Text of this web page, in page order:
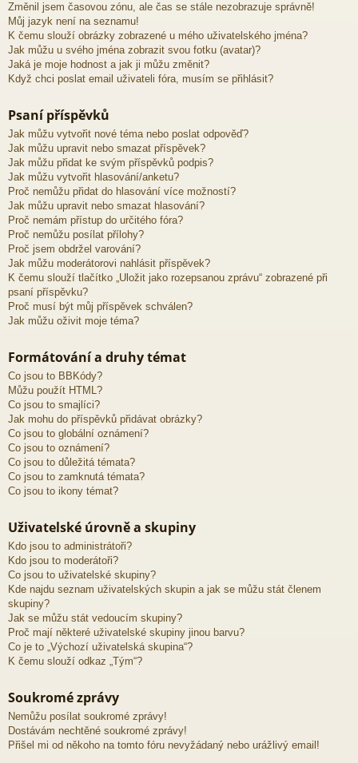
Změnil jsem časovou zónu, ale čas se stále nezobrazuje správně!
Můj jazyk není na seznamu!
K čemu slouží obrázky zobrazené u mého uživatelského jména?
Jak můžu u svého jména zobrazit svou fotku (avatar)?
Jaká je moje hodnost a jak ji můžu změnit?
Když chci poslat email uživateli fóra, musím se přihlásit?
Psaní příspěvků
Jak můžu vytvořit nové téma nebo poslat odpověď?
Jak můžu upravit nebo smazat příspěvek?
Jak můžu přidat ke svým příspěvků podpis?
Jak můžu vytvořit hlasování/anketu?
Proč nemůžu přidat do hlasování více možností?
Jak můžu upravit nebo smazat hlasování?
Proč nemám přístup do určitého fóra?
Proč nemůžu posílat přílohy?
Proč jsem obdržel varování?
Jak můžu moderátorovi nahlásit příspěvek?
K čemu slouží tlačítko „Uložit jako rozepsanou zprávu“ zobrazené při
psaní příspěvku?
Proč musí být můj příspěvek schválen?
Jak můžu oživit moje téma?
Formátování a druhy témat
Co jsou to BBKódy?
Můžu použít HTML?
Co jsou to smajlíci?
Jak mohu do příspěvků přidávat obrázky?
Co jsou to globální oznámení?
Co jsou to oznámení?
Co jsou to důležitá témata?
Co jsou to zamknutá témata?
Co jsou to ikony témat?
Uživatelské úrovně a skupiny
Kdo jsou to administrátoři?
Kdo jsou to moderátoři?
Co jsou to uživatelské skupiny?
Kde najdu seznam uživatelských skupin a jak se můžu stát členem
skupiny?
Jak se můžu stát vedoucím skupiny?
Proč mají některé uživatelské skupiny jinou barvu?
Co je to „Výchozí uživatelská skupina“?
K čemu slouží odkaz „Tým“?
Soukromé zprávy
Nemůžu posílat soukromé zprávy!
Dostávám nechtěné soukromé zprávy!
Přišel mi od někoho na tomto fóru nevyžádaný nebo urážlivý email!